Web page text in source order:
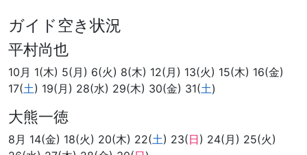
ガイド空き状況
平村尚也
10月 1(木) 5(月) 6(火) 8(木) 12(月) 13(火) 15(木) 16(金)
17(土) 19(月) 28(水) 29(木) 30(金) 31(土)
大熊一徳
8月 14(金) 18(火) 20(木) 22(土) 23(日) 24(月) 25(火)